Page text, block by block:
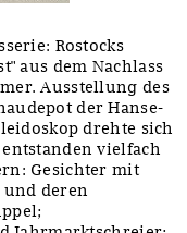
Rostocks
aus dem Nachlass
Ausstellung des
der Hanse-
drehte sich
vielfach
Gesichter mit
und deren